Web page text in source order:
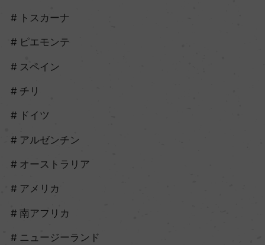
トスカーナ
ピエモンテ
スペイン
チリ
ドイツ
アルゼンチン
オーストラリア
アメリカ
南アフリカ
ニュージーランド